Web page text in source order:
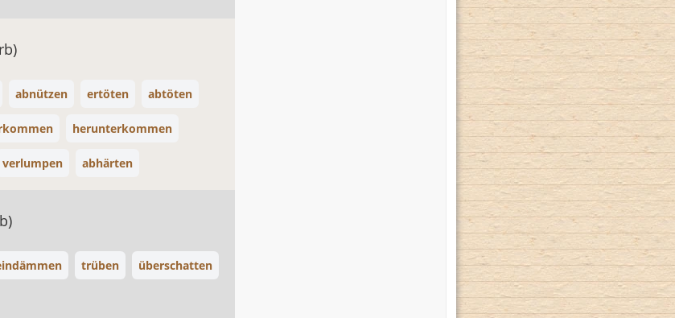
abnützen ertöten abtöten
herunterkommen
verlumpen abhärten
trüben überschatten